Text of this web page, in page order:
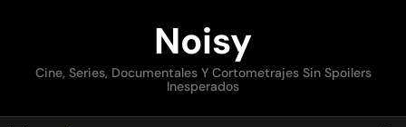
Noisy
Cine, Series, Documentales Y Cortometrajes Sin Spoilers
Inesperados